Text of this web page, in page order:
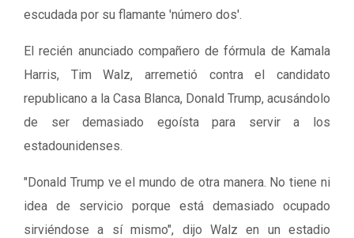
escudada por su flamante 'número dos'.
El recién anunciado compañero de fórmula de Kamala
Harris, Tim Walz, arremetió contra el candidato
republicano a la Casa Blanca, Donald Trump, acusándolo
de ser demasiado egoísta para servir a los
estadounidenses.
"Donald Trump ve el mundo de otra manera. No tiene ni
idea de servicio porque está demasiado ocupado
sirviéndose a sí mismo", dijo Walz en un estadio